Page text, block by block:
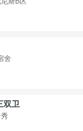
舍
双卫